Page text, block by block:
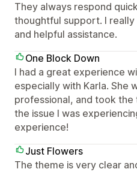
They always respond
thoughtful support. I
and helpful assistance.
One Block Down
I had a great experience
especially with Karla. She
professional, and took
the issue I was
experience!
Just Flowers
The theme is very clear